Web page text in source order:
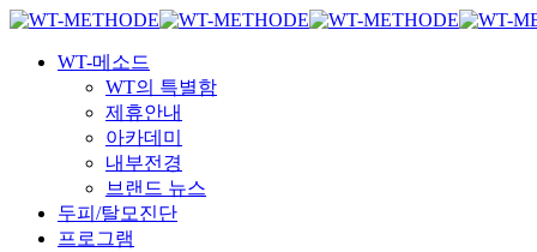
국내 최초 두피케어 브랜드 WT
국내 최초 두피케어 브랜드 WT
Skip
main
Menu
WT-메소드
WT의 특별함
제휴안내
아카데미
내부전경
브랜드 뉴스
두피/탈모진단
프로그램